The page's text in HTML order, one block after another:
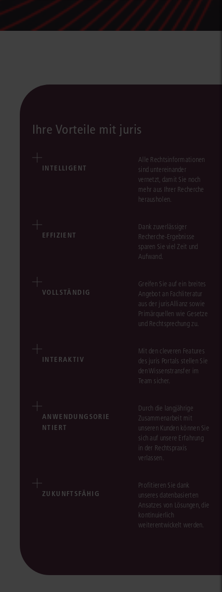
Ihre Vorteile mit juris
INTELLIGENT
Alle Rechtsinformationen
sind untereinander
vernetzt, damit Sie noch
mehr aus Ihrer Recherche
herausholen.
EFFIZIENT
Dank zuverlässiger
Recherche-Ergebnisse
sparen Sie viel Zeit und
Aufwand.
VOLLSTÄNDIG
Greifen Sie auf ein breites
Angebot an Fachliteratur
aus der jurisAllianz sowie
Primärquellen wie Gesetze
und Rechtsprechung zu.
INTERAKTIV
Mit den cleveren Features
des juris Portals stellen Sie
den Wissenstransfer im
Team sicher.
ANWENDUNGSORIE
NTIERT
Durch die langjährige
Zusammenarbeit mit
unseren Kunden können Sie
sich auf unsere Erfahrung
in der Rechtspraxis
verlassen.
ZUKUNFTSFÄHIG
Profitieren Sie dank
unseres datenbasierten
Ansatzes von Lösungen, die
kontinuierlich
weiterentwickelt werden.